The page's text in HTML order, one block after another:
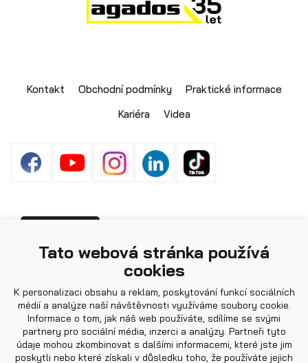
Výprodej
Kontakt Obchodní podmínky
Praktické informace
Kariéra
Videa
ilustrační.
Tato webová stránka používá
cookies
K personalizaci obsahu a reklam, poskytování funkcí sociálních
médií a analýze naší návštěvnosti využíváme soubory cookie.
Informace o tom, jak náš web používáte, sdílíme se svými
partnery pro sociální média, inzerci a analýzy. Partneři tyto
údaje mohou zkombinovat s dalšími informacemi, které jste jim
poskytli nebo které získali v důsledku toho, že používáte jejich